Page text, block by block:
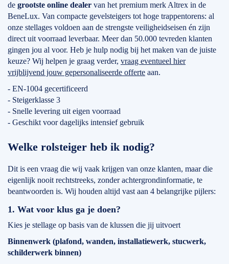
de grootste online dealer van het premium merk Altrex in de
BeneLux. Van compacte gevelsteigers tot hoge trappentorens: al
onze stellages voldoen aan de strengste veiligheidseisen én zijn
direct uit voorraad leverbaar. Meer dan 50.000 tevreden klanten
gingen jou al voor. Heb je hulp nodig bij het maken van de juiste
keuze? Wij helpen je graag verder, vraag eventueel hier
vrijblijvend jouw gepersonaliseerde offerte aan.
- EN-1004 gecertificeerd
- Steigerklasse 3
- Snelle levering uit eigen voorraad
- Geschikt voor dagelijks intensief gebruik
Welke rolsteiger heb ik nodig?
Dit is een vraag die wij vaak krijgen van onze klanten, maar die
eigenlijk nooit rechtstreeks, zonder achtergrondinformatie, te
beantwoorden is. Wij houden altijd vast aan 4 belangrijke pijlers:
1. Wat voor klus ga je doen?
Kies je stellage op basis van de klussen die jij uitvoert
Binnenwerk (plafond, wanden, installatiewerk, stucwerk,
schilderwerk binnen)